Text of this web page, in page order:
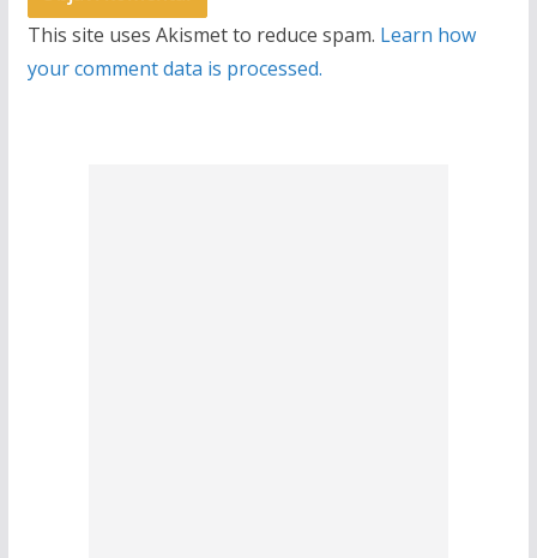
This site uses Akismet to reduce spam. Learn how
your comment data is processed.